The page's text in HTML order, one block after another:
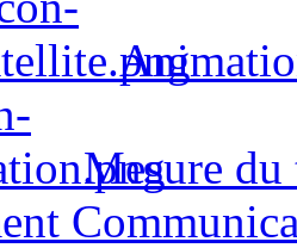
Mesure du